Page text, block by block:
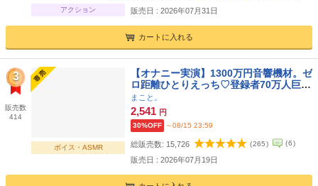
アクション 販売日 : 2026年07月31日
カートに入れる
3
販売数
414
ボイス・ASMR
【オナニー実演】1300万円音響機材。ゼ
ロ距離ひとりえっち♡登録者70万人巨乳
配信者のガチオナニー実演。
まこと。
2,541 円
30%OFF ～08/15 23:59
総販売数: 15,726 (265) (6)
販売日 : 2026年07月19日